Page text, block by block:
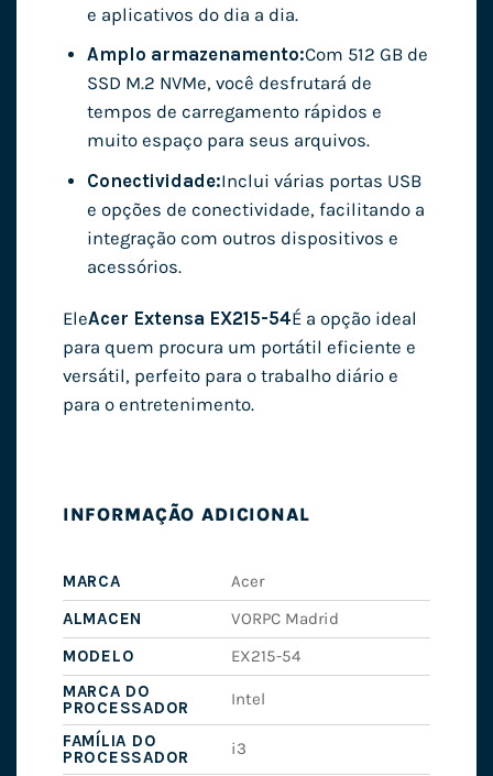
e aplicativos do dia a dia.
Amplo armazenamento:Com 512 GB de
SSD M.2 NVMe, você desfrutará de
tempos de carregamento rápidos e
muito espaço para seus arquivos.
Conectividade:Inclui várias portas USB
e opções de conectividade, facilitando a
integração com outros dispositivos e
acessórios.
EleAcer Extensa EX215-54É a opção ideal
para quem procura um portátil eficiente e
versátil, perfeito para o trabalho diário e
para o entretenimento.
INFORMAÇÃO ADICIONAL
MARCA
Acer
ALMACEN
VORPC Madrid
MODELO
EX215-54
MARCA DO
PROCESSADOR
Intel
FAMÍLIA DO
PROCESSADOR
i3